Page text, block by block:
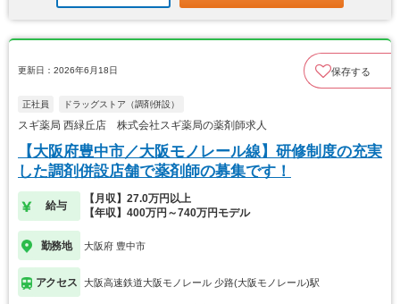
更新日：2026年6月18日 保存する
正社員 ドラッグストア（調剤併設）
スギ薬局 西緑丘店 株式会社スギ薬局の薬剤師求人
【大阪府豊中市／大阪モノレール線】研修制度の充実
した調剤併設店舗で薬剤師の募集です！
給与
【月収】27.0万円以上
【年収】400万円～740万円モデル
勤務地 大阪府 豊中市
アクセス 大阪高速鉄道大阪モノレール 少路(大阪モノレール)駅